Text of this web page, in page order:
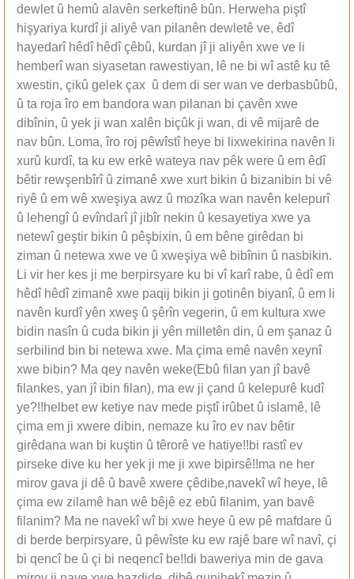
dewlet û hemû alavên serkeftinê bûn. Herweha piştî
hişyariya kurdî ji aliyê van pilanên dewletê ve, êdî
hayedarî hêdî hêdî çêbû, kurdan jî ji aliyên xwe ve li
hemberî wan siyasetan rawestiyan, lê ne bi wî astê ku tê
xwestin, çikû gelek çax û dem di ser wan ve derbasbûbû,
û ta roja îro em bandora wan pilanan bi çavên xwe
dibînin, û yek ji wan xalên biçûk ji wan, di vê mijarê de
nav bûn. Loma, îro roj pêwîstî heye bi lixwekirina navên li
xurû kurdî, ta ku ew erkê wateya nav pêk were û em êdî
bêtir rewşenbîrî û zimanê xwe xurt bikin û bizanibin bi vê
riyê û em wê xweşiya awz û mozîka wan navên kelepurî
û lehengî û evîndarî jî jibîr nekin û kesayetiya xwe ya
netewî geştir bikin û pêşbixin, û em bêne girêdan bi
ziman û netewa xwe ve û xweşiya wê bibînin û nasbikin.
Li vir her kes ji me berpirsyare ku bi vî karî rabe, û êdî em
hêdî hêdî zimanê xwe paqij bikin ji gotinên biyanî, û em li
navên kurdî yên xweş û şêrîn vegerin, û em kultura xwe
bidin nasîn û cuda bikin ji yên milletên din, û em şanaz û
serbilind bin bi netewa xwe. Ma çima emê navên xeynî
xwe bibin? Ma qey navên weke(Ebû filan yan jî bavê
filankes, yan jî ibin filan), ma ew ji çand û kelepurê kudî
ye?!!helbet ew ketiye nav mede piştî irûbet û islamê, lê
çima em ji xwere dibin, nemaze ku îro ev nav bêtir
girêdana wan bi kuştin û têrorê ve hatiye!!bi rastî ev
pirseke dive ku her yek ji me ji xwe bipirsê!!ma ne her
mirov gava ji dê û bavê xwere çêdibe,navekî wî heye, lê
çima ew zilamê han wê bêjê ez ebû filanim, yan bavê
filanim? Ma ne navekî wî bi xwe heye û ew pê mafdare û
di berde berpirsyare, û pêwîste ku ew rajê bare wî navî, çi
bi qencî be û çi bi neqencî be!!di baweriya min de gava